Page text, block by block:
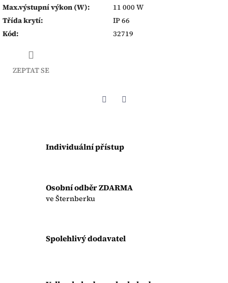
Max.výstupní výkon (W):
11 000 W
Třída krytí:
IP 66
Kód: 32719
ZEPTAT SE
Individuální přístup
Osobní odběr ZDARMA
ve Šternberku
Spolehlivý dodavatel